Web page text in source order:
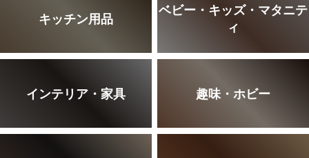
キッチン用品
ベビー・キッズ・マタニテ
ィ
インテリア・家具 趣味・ホビー